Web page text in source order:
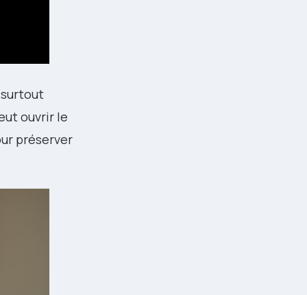
surtout
ouvrir le
préserver